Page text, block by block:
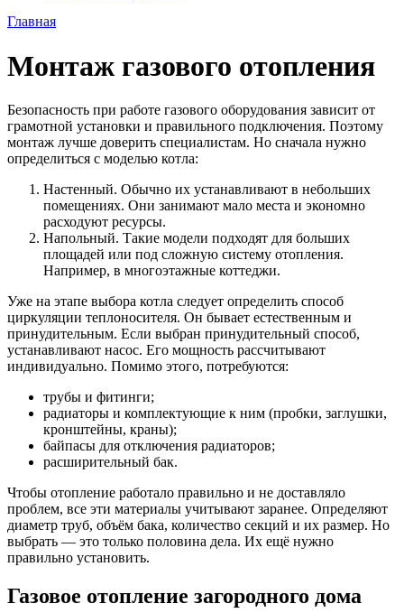
Главная
Монтаж газового отопления
Безопасность при работе газового оборудования зависит от
грамотной установки и правильного подключения. Поэтому
монтаж лучше доверить специалистам. Но сначала нужно
определиться с моделью котла:
Настенный. Обычно их устанавливают в небольших
помещениях. Они занимают мало места и экономно
расходуют ресурсы.
Напольный. Такие модели подходят для больших
площадей или под сложную систему отопления.
Например, в многоэтажные коттеджи.
Уже на этапе выбора котла следует определить способ
циркуляции теплоносителя. Он бывает естественным и
принудительным. Если выбран принудительный способ,
устанавливают насос. Его мощность рассчитывают
индивидуально. Помимо этого, потребуются:
трубы и фитинги;
радиаторы и комплектующие к ним (пробки, заглушки,
кронштейны, краны);
байпасы для отключения радиаторов;
расширительный бак.
Чтобы отопление работало правильно и не доставляло
проблем, все эти материалы учитывают заранее. Определяют
диаметр труб, объём бака, количество секций и их размер. Но
выбрать — это только половина дела. Их ещё нужно
правильно установить.
Газовое отопление загородного дома